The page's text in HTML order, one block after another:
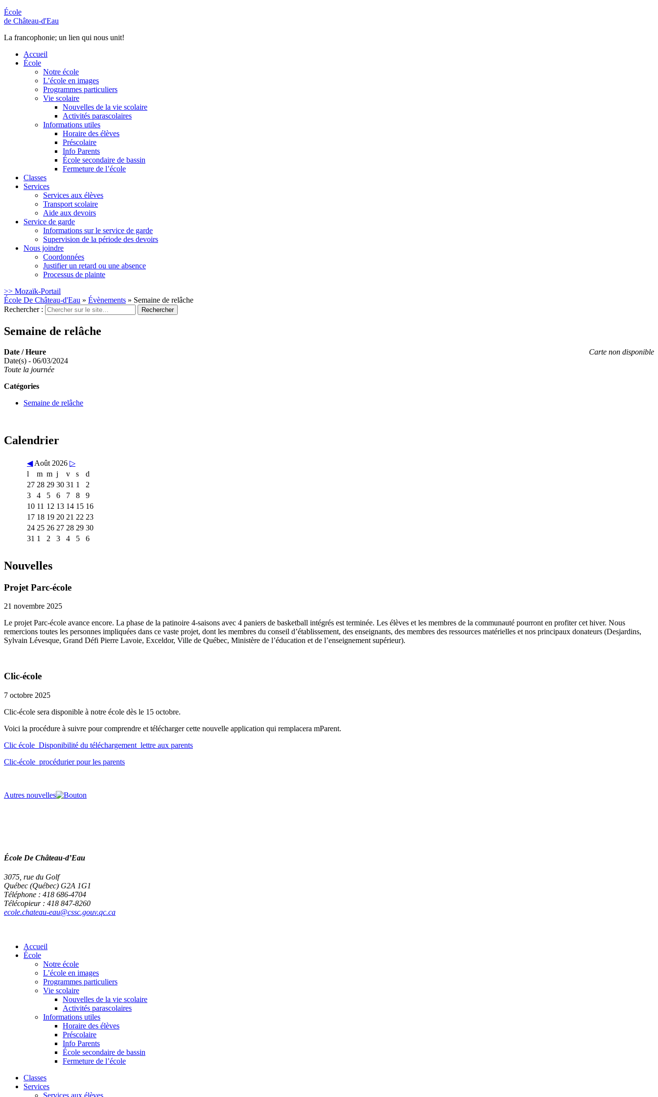
École
de Château-d'Eau
La francophonie; un lien qui nous unit!
Accueil
École
Notre école
L’école en images
Programmes particuliers
Vie scolaire
Nouvelles de la vie scolaire
Activités parascolaires
Informations utiles
Horaire des élèves
Préscolaire
Info Parents
École secondaire de bassin
Fermeture de l’école
Classes
Services
Services aux élèves
Transport scolaire
Aide aux devoirs
Service de garde
Informations sur le service de garde
Supervision de la période des devoirs
Nous joindre
Coordonnées
Justifier un retard ou une absence
Processus de plainte
>> Mozaïk-Portail
École De Château-d'Eau » Évènements » Semaine de relâche
Rechercher :
Semaine de relâche
Carte non disponible
Date / Heure
Date(s) - 06/03/2024
Toute la journée
Catégories
Semaine de relâche
Calendrier
◀ Août 2026 ▷
l
m m j v s
d
27 28 29 30 31 1
2
3
4 5 6 7 8
9
10 11 12 13 14 15 16
17 18 19 20 21 22 23
24 25 26 27 28 29 30
31 1 2 3 4 5 6
Nouvelles
Projet Parc-école
21 novembre 2025
Le projet Parc-école avance encore. La phase de la patinoire 4-saisons avec 4 paniers de basketball intégrés est terminée. Les élèves et les membres de la communauté pourront en profiter cet hiver. Nous
remercions toutes les personnes impliquées dans ce vaste projet, dont les membres du conseil d’établissement, des enseignants, des membres des ressources matérielles et nos principaux donateurs (Desjardins,
Sylvain Lévesque, Grand Défi Pierre Lavoie, Exceldor, Ville de Québec, Ministère de l’éducation et de l’enseignement supérieur).
Clic-école
7 octobre 2025
Clic-école sera disponible à notre école dès le 15 octobre.
Voici la procédure à suivre pour comprendre et télécharger cette nouvelle application qui remplacera mParent.
Clic école_Disponibilité du téléchargement_lettre aux parents
Clic-école_procédurier pour les parents
Autres nouvelles
École De Château-d’Eau
3075, rue du Golf
Québec (Québec) G2A 1G1
Téléphone : 418 686-4704
Télécopieur : 418 847-8260
ecole.chateau-eau@cssc.gouv.qc.ca
Accueil
École
Notre école
L’école en images
Programmes particuliers
Vie scolaire
Nouvelles de la vie scolaire
Activités parascolaires
Informations utiles
Horaire des élèves
Préscolaire
Info Parents
École secondaire de bassin
Fermeture de l’école
Classes
Services